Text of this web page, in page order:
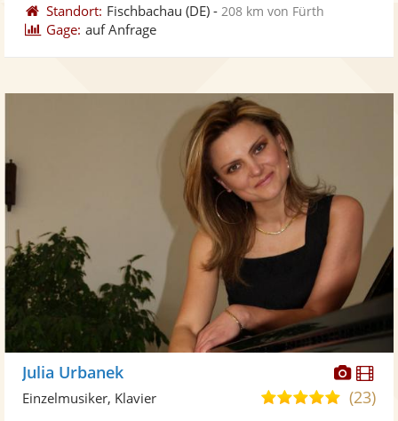
Standort: Fischbachau (DE) - 208 km von Fürth
Gage: auf Anfrage
Julia Urbanek
5,0(23)
Einzelmusiker, Klavier